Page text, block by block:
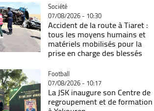
Catégorie
Société
07/08/2026 - 10:30
Accident de la route à Tiaret :
tous les moyens humains et
matériels mobilisés pour la
prise en charge des blessés
Catégorie
Football
07/08/2026 - 10:17
La JSK inaugure son Centre de
regroupement et de formation